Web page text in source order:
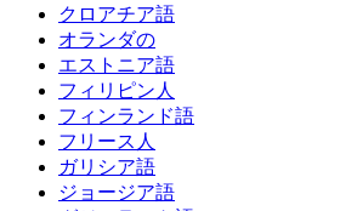
クロアチア語
オランダの
エストニア語
フィリピン人
フィンランド語
フリース人
ガリシア語
ジョージア語